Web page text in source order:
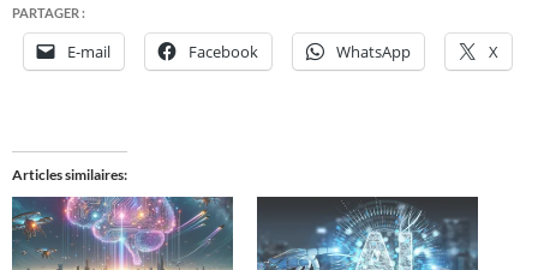
PARTAGER :
E-mail Facebook WhatsApp X
Articles similaires